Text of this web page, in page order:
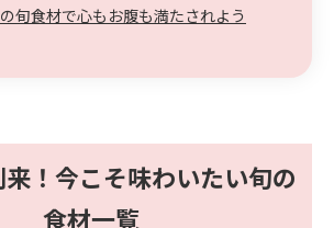
旬食材で心もお腹も満たされよう
！今こそ味わいたい旬の
食材一覧